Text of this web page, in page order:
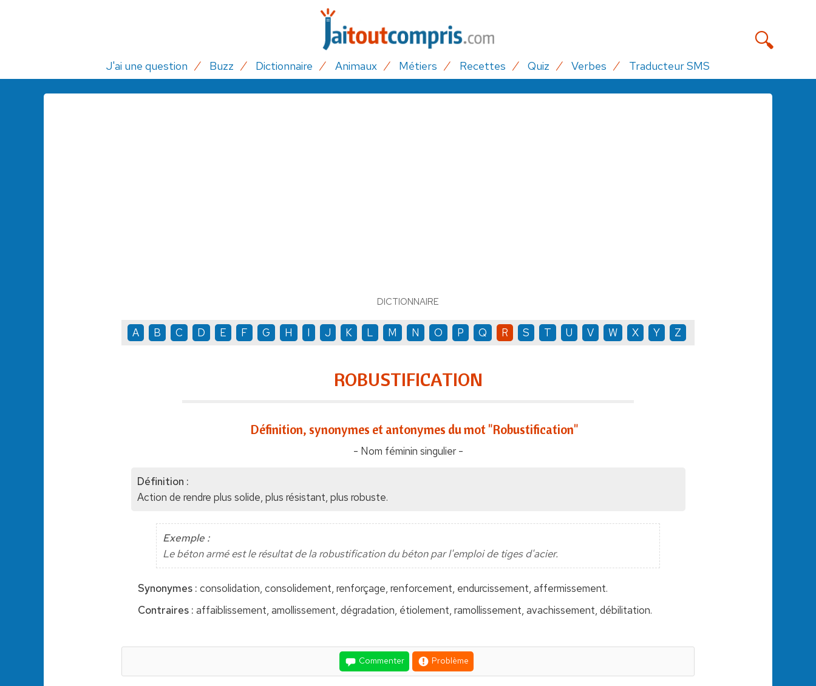
J'ai une question Buzz Dictionnaire Animaux Métiers Recettes Quiz Verbes Traducteur SMS
DICTIONNAIRE
A B C D E F G H I J K L M N O P Q R S T U V W X Y Z
ROBUSTIFICATION
Définition, synonymes et antonymes du mot "Robustification"
- Nom féminin singulier -
Définition :
Action de rendre plus solide, plus résistant, plus robuste.
Exemple :
Le béton armé est le résultat de la robustification du béton par l'emploi de tiges d'acier.
Synonymes : consolidation, consolidement, renforçage, renforcement, endurcissement, affermissement.
Contraires : affaiblissement, amollissement, dégradation, étiolement, ramollissement, avachissement, débilitation.
Commenter Problème